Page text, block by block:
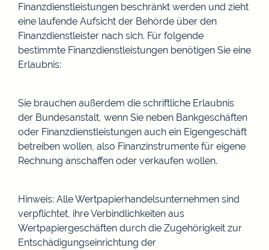
Finanzdienstleistungen beschränkt werden und zieht
eine laufende Aufsicht der Behörde über den
Finanzdienstleister nach sich. Für folgende
bestimmte Finanzdienstleistungen benötigen Sie eine
Erlaubnis:
Sie brauchen außerdem die schriftliche Erlaubnis
der Bundesanstalt, wenn Sie neben Bankgeschäften
oder Finanzdienstleistungen auch ein Eigengeschäft
betreiben wollen, also Finanzinstrumente für eigene
Rechnung anschaffen oder verkaufen wollen.
Hinweis: Alle Wertpapierhandelsunternehmen sind
verpflichtet, ihre Verbindlichkeiten aus
Wertpapiergeschäften durch die Zugehörigkeit zur
Entschädigungseinrichtung der